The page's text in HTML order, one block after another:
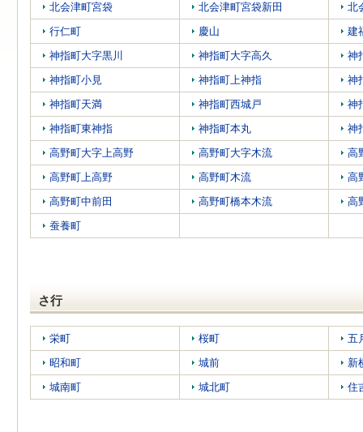
北会津町宮袋
北会津町宮袋新田
北
行仁町
慶山
建
神指町大字黒川
神指町大字高久
神
神指町小見
神指町上神指
神
神指町天満
神指町西城戸
神
神指町東神指
神指町本丸
神
高野町大字上高野
高野町大字木流
高
高野町上高野
高野町木流
高
高野町中前田
高野町橋本木流
高
蚕養町
さ行
栄町 桜町
五
昭和町
城前
新
城南町
城北町 住